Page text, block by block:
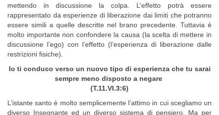
mettendo in discussione la colpa. L’effetto potrà essere
rappresentato da esperienze di liberazione dai limiti che potranno
essere simili a quelle descritte nel brano precedente. Tuttavia è
molto importante non confondere la causa (la scelta di mettere in
discussione l’ego) con l’effetto (l’esperienza di liberazione dalle
restrizioni fisiche).
Io ti conduco verso un nuovo tipo di esperienza che tu sarai
sempre meno disposto a negare
(T.11.VI.3:6)
L’istante santo è molto semplicemente l’attimo in cui scegliamo un
diverso Insegnante ed un diverso sistema di pensiero. Ma per